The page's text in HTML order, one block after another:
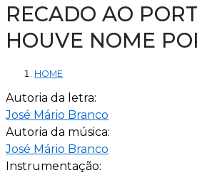
RECADO AO
HOUVE NOME
HOME
Autoria da letra:
José Mário Branco
Autoria da música:
José Mário Branco
Instrumentação: